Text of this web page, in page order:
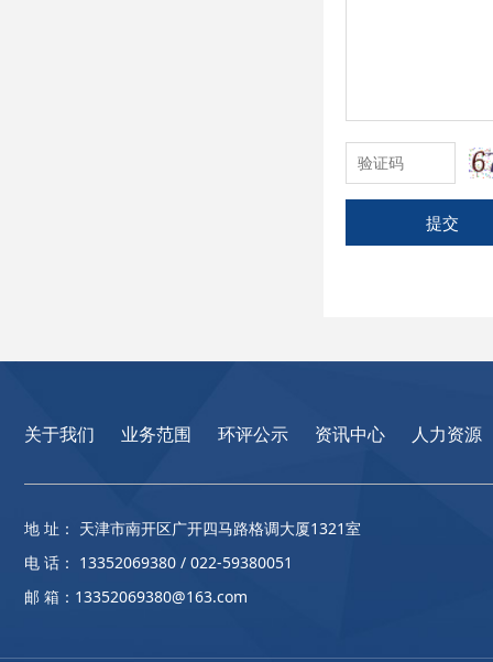
提交
关于我们 业务范围 环评公示 资讯中心 人力资源
地 址： 天津市南开区广开四马路格调大厦1321室
电 话： 13352069380 / 022-59380051
邮 箱：13352069380@163.com